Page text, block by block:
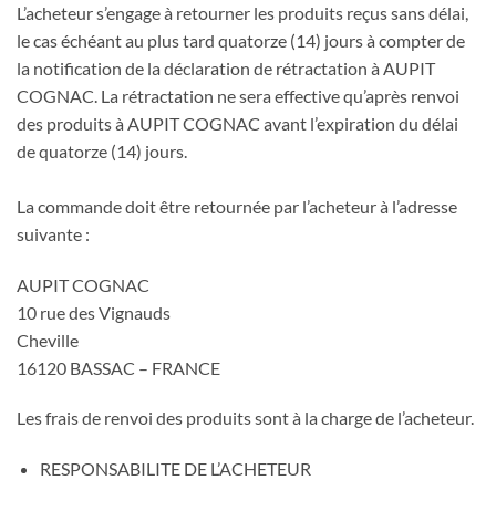
L’acheteur s’engage à retourner les produits reçus sans délai,
le cas échéant au plus tard quatorze (14) jours à compter de
la notification de la déclaration de rétractation à AUPIT
COGNAC. La rétractation ne sera effective qu’après renvoi
des produits à AUPIT COGNAC avant l’expiration du délai
de quatorze (14) jours.
La commande doit être retournée par l’acheteur à l’adresse
suivante :
AUPIT COGNAC
10 rue des Vignauds
Cheville
16120 BASSAC – FRANCE
Les frais de renvoi des produits sont à la charge de l’acheteur.
RESPONSABILITE DE L’ACHETEUR